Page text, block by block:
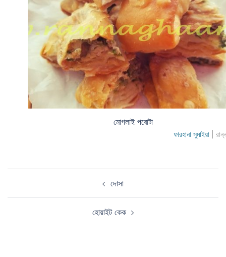
মোগলাই পরোটা
ফারহানা সুমাইয়া |
দোসা
হোয়াইট কেক